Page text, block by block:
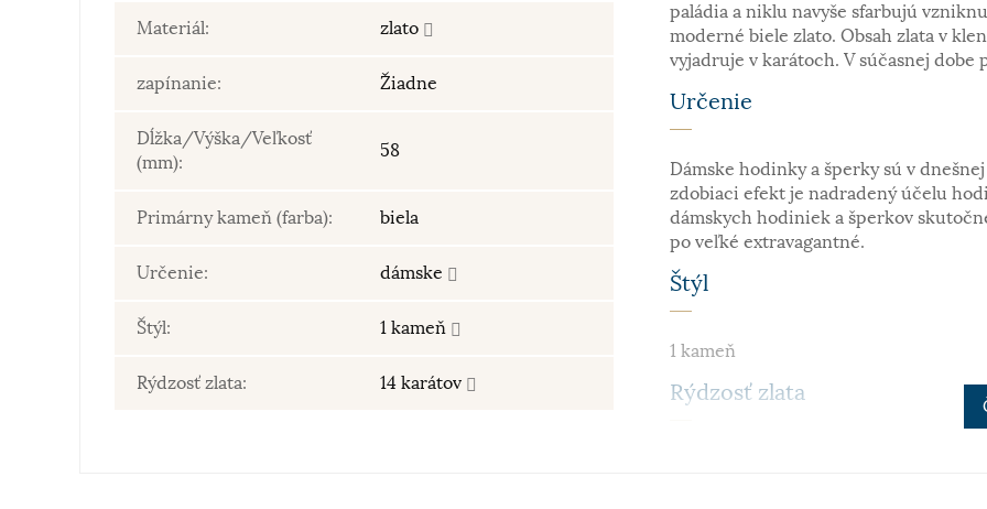
Materiál: zlato
zapínanie: Žiadne
Dĺžka/Výška/Veľkosť
(mm):
58
Primárny kameň (farba): biela
Určenie: dámske
Štýl: 1 kameň
Rýdzosť zlata: 14 karátov
paládia a niklu navyše sfarbujú
moderné biele zlato. Obsah zlata v
vyjadruje v karátoch. V súčasnej dobe
Určenie
Dámske hodinky a šperky sú v
zdobiaci efekt je nadradený účelu
dámskych hodiniek a šperkov
po veľké extravagantné.
Štýl
1 kameň
Rýdzosť zlata